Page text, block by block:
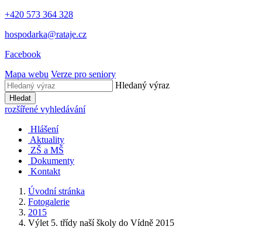
+420 573 364 328
hospodarka@rataje.cz
Facebook
Mapa webu Verze pro seniory
Hledaný výraz
Hledat
rozšířené vyhledávání
Hlášení
Aktuality
ZŠ a MŠ
Dokumenty
Kontakt
Úvodní stránka
Fotogalerie
2015
Výlet 5. třídy naší školy do Vídně 2015